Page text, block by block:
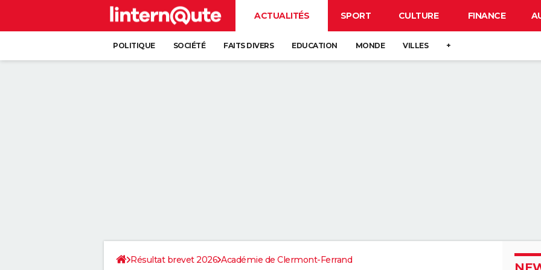
ACTUALITÉS SPORT CULTURE FINANCE
POLITIQUE SOCIÉTÉ FAITS DIVERS EDUCATION MONDE VILLES +
Résultat brevet 2026 Académie de Clermont-Ferrand